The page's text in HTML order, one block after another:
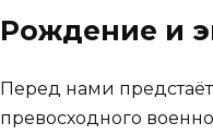
Рождение и
Перед нами
превосходного